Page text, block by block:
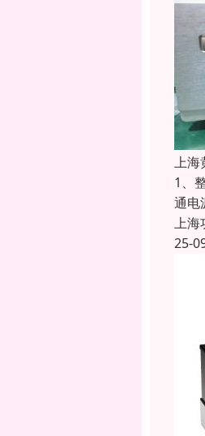
上海
1、
通电
上海
25-